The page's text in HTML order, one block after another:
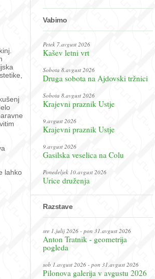
lahko
Vabimo
Petek 7.avgust 2026
Kašev letni vrt
Sobota 8.avgust 2026
Druga sobota na Ajdovski tržnici
Sobota 8.avgust 2026
Krajevni praznik Ustje
9.avgust 2026
Krajevni praznik Ustje
9.avgust 2026
Gasilska veselica na Colu
Ponedeljek 10.avgust 2026
Urice druženja
Razstave
sre 1.julij 2026 - pon 31.avgust 2026
Anton Tratnik - geometrija
pogleda
sob 1.avgust 2026 - pon 31.avgust 2026
Pilonova galerija v avgustu 2026